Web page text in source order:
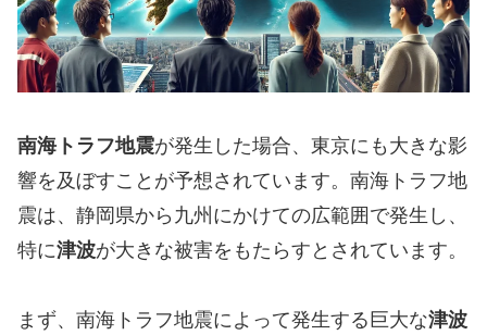
南海トラフ地震が発生した場合、東京にも大きな影
響を及ぼすことが予想されています。南海トラフ地
震は、静岡県から九州にかけての広範囲で発生し、
特に津波が大きな被害をもたらすとされています。
まず、南海トラフ地震によって発生する巨大な津波